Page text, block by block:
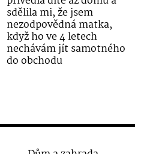
sdělila mi, že jsem
nezodpovědná matka,
když ho ve 4 letech
nechávám jít samotného
do obchodu